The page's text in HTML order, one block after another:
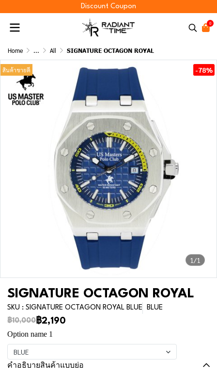
Discount Coupon
0
Home ... All SIGNATURE OCTAGON ROYAL
1/1
สินค้าขายดี -78%
SIGNATURE OCTAGON ROYAL
SKU : SIGNATURE OCTAGON ROYAL BLUE
BLUE
฿10,000 ฿2,190
Option name 1
BLUE
คำอธิบายสินค้าแบบย่อ